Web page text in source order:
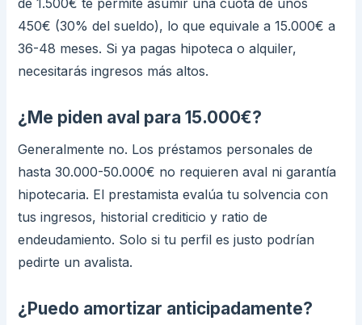
de 1.500€ te permite asumir una cuota de unos
450€ (30% del sueldo), lo que equivale a 15.000€ a
36-48 meses. Si ya pagas hipoteca o alquiler,
necesitarás ingresos más altos.
¿Me piden aval para 15.000€?
Generalmente no. Los préstamos personales de
hasta 30.000-50.000€ no requieren aval ni garantía
hipotecaria. El prestamista evalúa tu solvencia con
tus ingresos, historial crediticio y ratio de
endeudamiento. Solo si tu perfil es justo podrían
pedirte un avalista.
¿Puedo amortizar anticipadamente?